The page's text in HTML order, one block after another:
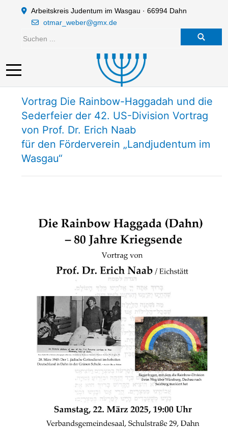
Arbeitskreis Judentum im Wasgau · 66994 Dahn
otmar_weber@gmx.de
Mobile Menu Toggle
Vortrag Die Rainbow-Haggadah und die
Sederfeier der 42. US-Division Vortrag
von Prof. Dr. Erich Naab
für den Förderverein „Landjudentum im
Wasgau“